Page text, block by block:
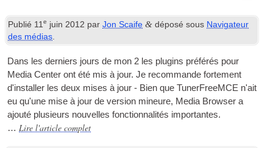
Publié 11e juin 2012 parJon Scaife & déposé sous Navigateur
des médias
Dans les derniers jours de mon 2 les plugins préférés pour
Media Center ont été mis à jour. Je recommande fortement
d'installer les deux mises à jour - Bien que TunerFreeMCE n'ait
eu qu'une mise à jour de version mineure, Media Browser a
ajouté plusieurs nouvelles fonctionnalités importantes.
…Lire l'article complet